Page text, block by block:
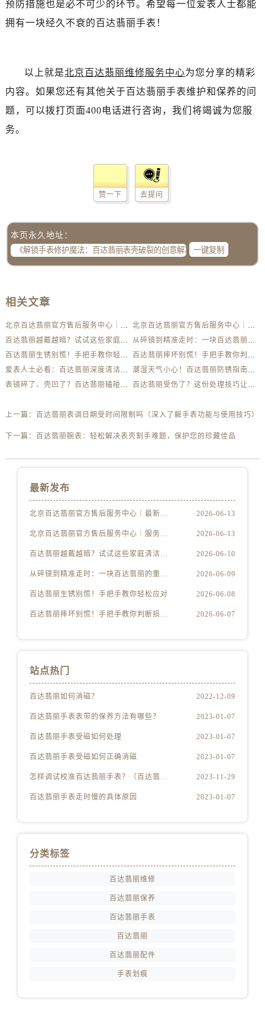
预防措施也是必不可少的环节。希望每一位爱表人士都能
拥有一块经久不衰的百达翡丽手表！
以上就是北京百达翡丽维修服务中心为您分享的精彩
内容。如果您还有其他关于百达翡丽手表维护和保养的问
题，可以拨打页面400电话进行咨询，我们将竭诚为您服
务。
赞一下 去提问
本页永久地址：
一键复制
相关文章
上一篇： 百达翡丽表调日期受时间限制吗（深入了解手表功能与使用技巧）
下一篇： 百达翡丽腕表：轻松解决表壳割手难题，保护您的珍藏佳品
最新发布
2026-06-13
2026-06-13
2026-06-10
2026-06-09
百达翡丽生锈别慌！手把手教你轻松应对 2026-06-08
2026-06-07
站点热门
百达翡丽如何消磁？ 2022-12-09
百达翡丽手表表带的保养方法有哪些？ 2023-01-07
百达翡丽手表受磁如何处理 2023-01-07
百达翡丽手表受磁如何正确消磁 2023-01-07
2023-11-29
百达翡丽手表走时慢的具体原因 2023-01-07
分类标签
百达翡丽维修
百达翡丽保养
百达翡丽手表
百达翡丽
百达翡丽配件
手表划痕